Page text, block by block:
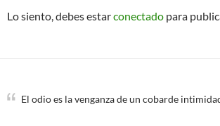
Lo siento, debes estarconectado para
El odio es la venganza de un cobarde